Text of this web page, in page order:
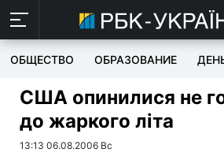
ОБЩЕСТВО ОБРАЗОВАНИЕ
США опинилися не
до жаркого літа
13:13 06.08.2006 Вс